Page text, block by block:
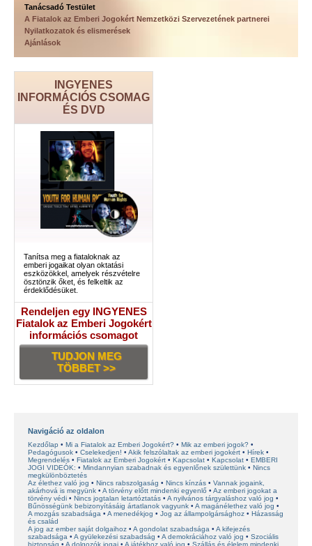
Tanácsadó Testület
A Fiatalok az Emberi Jogokért Nemzetközi Szervezetének partnerei
Nyilatkozatok és elismerések
Ajánlások
INGYENES
INFORMÁCIÓS CSOMAG
ÉS DVD
Tanítsa meg a fiataloknak az
emberi jogaikat olyan oktatási
eszközökkel, amelyek részvételre
ösztönzik őket, és felkeltik az
érdeklődésüket.
Rendeljen egy INGYENES
Fiatalok az Emberi Jogokért
információs csomagot
TUDJON MEG
TÖBBET >>
Navigáció az oldalon
Kezdőlap Mi a Fiatalok az Emberi Jogokért?
Mik az emberi jogok?
Pedagógusok
Cselekedjen! Akik felszólaltak az emberi jogokért
Hírek
Megrendelés
Fiatalok az Emberi Jogokért Kapcsolat Kapcsolat
EMBERI
JOGI VIDEÓK:
Mindannyian szabadnak és egyenlőnek születtünk
Nincs
megkülönböztetés
Az élethez való jog
Nincs rabszolgaság Nincs kínzás
Vannak jogaink,
akárhová is megyünk
A törvény előtt mindenki egyenlő
Az emberi jogokat a
törvény védi
Nincs jogtalan letartóztatás
A nyilvános tárgyaláshoz való jog
Bűnösségünk bebizonyításáig ártatlanok vagyunk
A magánélethez való jog
A mozgás szabadsága
A menedékjog Jog az állampolgársághoz
Házasság
és család
A jog az ember saját dolgaihoz
A gondolat szabadsága
A kifejezés
szabadsága
A gyülekezési szabadság A demokráciához való jog
Szociális
biztonság
A dolgozók jogai A játékhoz való jog Szállás és élelem mindenki